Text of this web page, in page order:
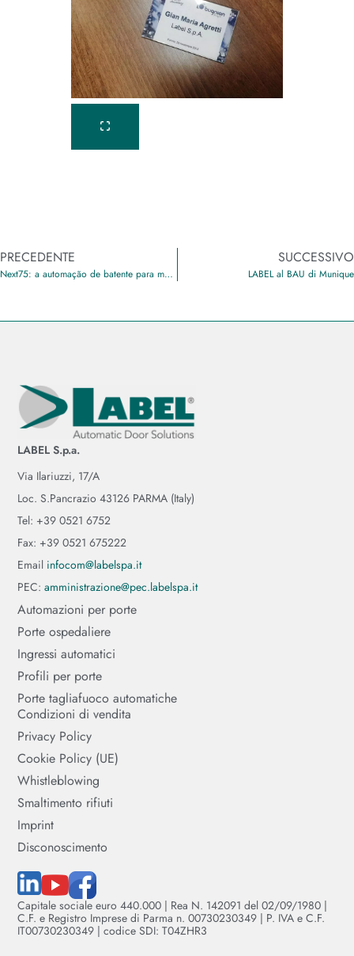
PRECEDENTE
Next75: a automação de batente para mais de 2 000 000 de ciclos
SUCCESSIVO
LABEL al BAU di Munique
LABEL S.p.a.
Via Ilariuzzi, 17/A
Loc. S.Pancrazio 43126 PARMA (Italy)
Tel: +39 0521 6752
Fax: +39 0521 675222
Email infocom@labelspa.it
PEC:amministrazione@pec.labelspa.it
Automazioni per porte
Porte ospedaliere
Ingressi automatici
Profili per porte
Porte tagliafuoco automatiche
Condizioni di vendita
Privacy Policy
Cookie Policy (UE)
Whistleblowing
Smaltimento rifiuti
Imprint
Disconoscimento
Capitale sociale euro 440.000 | Rea N. 142091 del 02/09/1980 |
C.F. e Registro Imprese di Parma n. 00730230349 | P. IVA e C.F.
IT00730230349 | codice SDI: T04ZHR3